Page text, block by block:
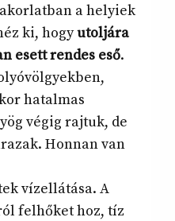
a helyiek
ki, hogyutoljára
esett rendes eső.
hatalmas
végig rajtuk, de
Honnan van
vízellátása. A
felhőket hoz, tíz